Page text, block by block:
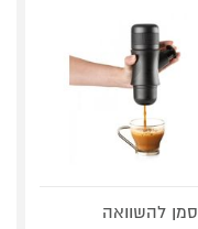
סמן להשוואה